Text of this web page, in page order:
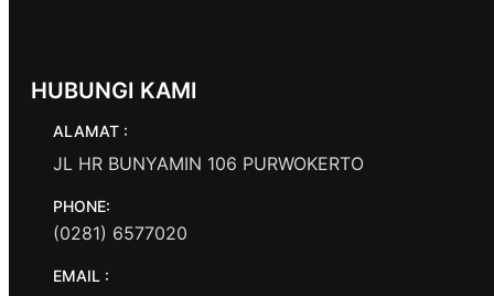
HUBUNGI KAMI
ALAMAT :
JL HR BUNYAMIN 106 PURWOKERTO
PHONE:
(0281) 6577020
EMAIL :